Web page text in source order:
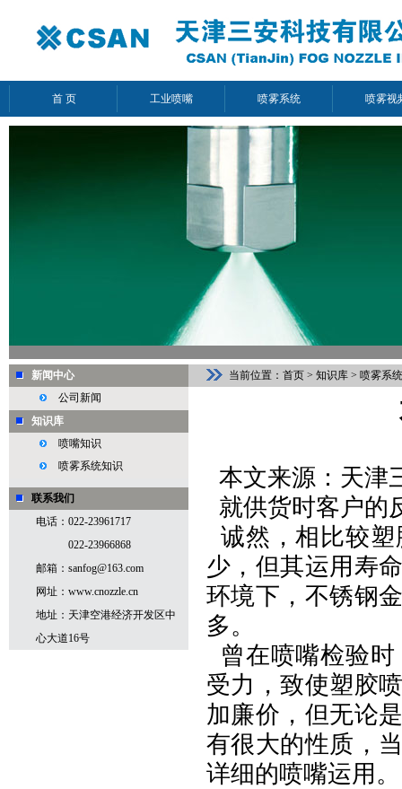
首 页 工业喷嘴 喷雾系统 喷雾视
新闻中心
公司新闻
知识库
喷嘴知识
喷雾系统知识
联系我们
电话：022-23961717
022-23966868
邮箱：sanfog@163.com
网址：www.cnozzle.cn
地址：天津空港经济开发区中
心大道16号
当前位置： 首页 > 知识库 > 喷雾系
本文来源：天津
就供货时客户的
诚然，相比较
少，但其运用寿
环境下，不锈钢
多。
曾在喷嘴检验
受力，致使塑胶
加廉价，但无论
有很大的性质，
详细的喷嘴运用。